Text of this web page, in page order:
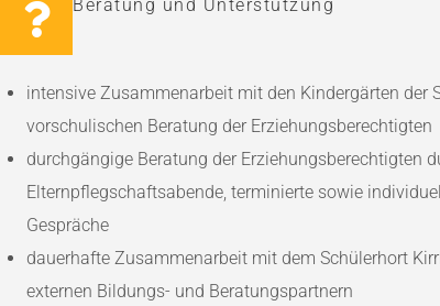
Beratung und Unterstützung
intensive Zusammenarbeit mit den Kindergärten der
vorschulischen Beratung der Erziehungsberechtigten
durchgängige Beratung der Erziehungsberechtigten
Elternpflegschaftsabende, terminierte sowie
Gespräche
dauerhafte Zusammenarbeit mit dem Schülerhort
externen Bildungs- und Beratungspartnern